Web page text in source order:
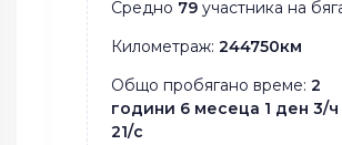
Средно 79 участника на
Километраж: 244750км
Общо пробягано време: 2
години 6 месеца 1 ден 3/
21/с